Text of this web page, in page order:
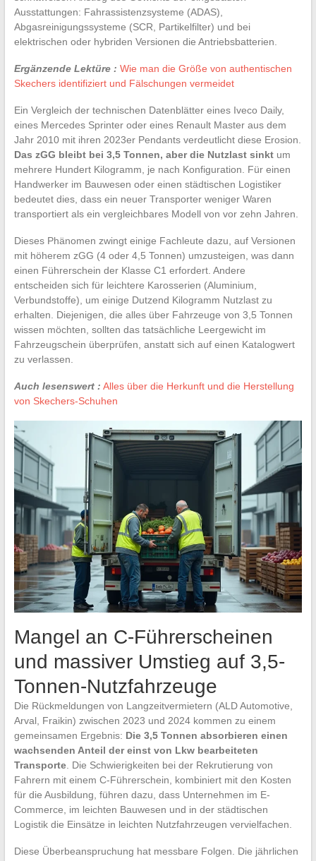
Ausstattungen: Fahrassistenzsysteme (ADAS),
Abgasreinigungssysteme (SCR, Partikelfilter) und bei
elektrischen oder hybriden Versionen die Antriebsbatterien.
Ergänzende Lektüre : Wie man die Größe von authentischen
Skechers identifiziert und Fälschungen vermeidet
Ein Vergleich der technischen Datenblätter eines Iveco Daily,
eines Mercedes Sprinter oder eines Renault Master aus dem
Jahr 2010 mit ihren 2023er Pendants verdeutlicht diese Erosion.
Das zGG bleibt bei 3,5 Tonnen, aber die Nutzlast sinktum
mehrere Hundert Kilogramm, je nach Konfiguration. Für einen
Handwerker im Bauwesen oder einen städtischen Logistiker
bedeutet dies, dass ein neuer Transporter weniger Waren
transportiert als ein vergleichbares Modell von vor zehn Jahren.
Dieses Phänomen zwingt einige Fachleute dazu, auf Versionen
mit höherem zGG (4 oder 4,5 Tonnen) umzusteigen, was dann
einen Führerschein der Klasse C1 erfordert. Andere
entscheiden sich für leichtere Karosserien (Aluminium,
Verbundstoffe), um einige Dutzend Kilogramm Nutzlast zu
erhalten. Diejenigen, die alles über Fahrzeuge von 3,5 Tonnen
wissen möchten, sollten das tatsächliche Leergewicht im
Fahrzeugschein überprüfen, anstatt sich auf einen Katalogwert
zu verlassen.
Auch lesenswert : Alles über die Herkunft und die Herstellung
von Skechers-Schuhen
Mangel an C-Führerscheinen
und massiver Umstieg auf 3,5-
Tonnen-Nutzfahrzeuge
Die Rückmeldungen von Langzeitvermietern (ALD Automotive,
Arval, Fraikin) zwischen 2023 und 2024 kommen zu einem
gemeinsamen Ergebnis: Die 3,5 Tonnen absorbieren einen
wachsenden Anteil der einst von Lkw bearbeiteten
Transporte. Die Schwierigkeiten bei der Rekrutierung von
Fahrern mit einem C-Führerschein, kombiniert mit den Kosten
für die Ausbildung, führen dazu, dass Unternehmen im E-
Commerce, im leichten Bauwesen und in der städtischen
Logistik die Einsätze in leichten Nutzfahrzeugen vervielfachen.
Diese Überbeanspruchung hat messbare Folgen. Die jährlichen